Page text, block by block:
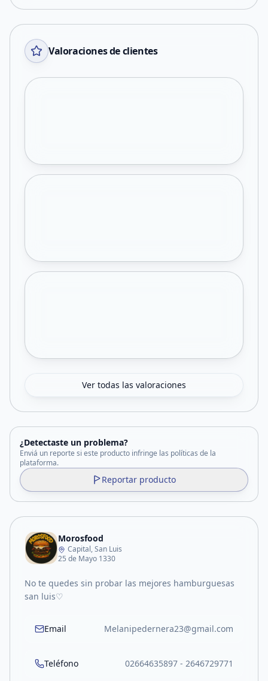
Valoraciones de clientes
Ver todas las valoraciones
¿Detectaste un problema?
Enviá un reporte si este producto infringe las políticas de la
plataforma.
Reportar producto
Morosfood
Capital, San Luis
25 de Mayo 1330
No te quedes sin probar las mejores hamburguesas
san luis♡
Email Melanipedernera23@gmail.com
Teléfono 02664635897 - 2646729771